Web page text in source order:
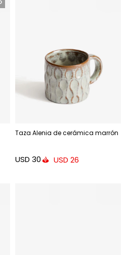
Taza Alenia de cerámica marrón
USD 30 USD 26